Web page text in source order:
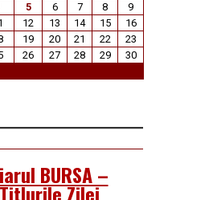
5 6 7 8
9
12 13 14 15
16
19 20 21 22
23
26 27 28 29
30
BURSA –
Zilei